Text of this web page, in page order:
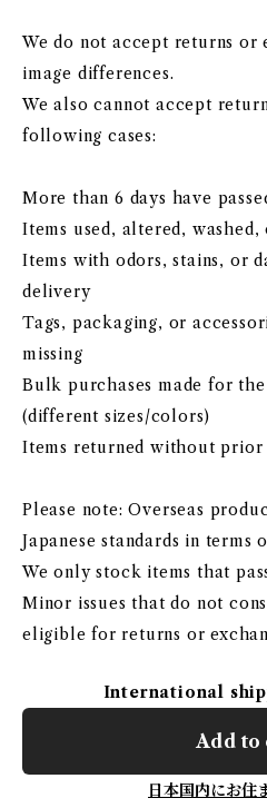
We do not accept returns or
image differences.
We also cannot accept
following cases:
More than 6 days have
Items used, altered,
Items with odors, stains, or
delivery
Tags, packaging, or
missing
Bulk purchases made for
(different sizes/colors)
Items returned without prior
Please note: Overseas
Japanese standards in terms
We only stock items that
Minor issues that do not
eligible for returns or
International
Add to
日本国内にお住